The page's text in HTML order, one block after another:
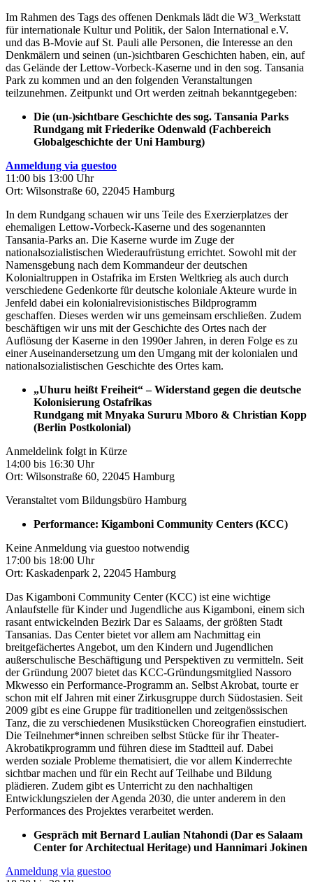
Im Rahmen des Tags des offenen Denkmals lädt die W3_Werkstatt
für internationale Kultur und Politik, der Salon International e.V.
und das B-Movie auf St. Pauli alle Personen, die Interesse an den
Denkmälern und seinen (un-)sichtbaren Geschichten haben, ein, auf
das Gelände der Lettow-Vorbeck-Kaserne und in den sog. Tansania
Park zu kommen und an den folgenden Veranstaltungen
teilzunehmen. Zeitpunkt und Ort werden zeitnah bekanntgegeben:
Die (un-)sichtbare Geschichte des sog. Tansania Parks
Rundgang mit Friederike Odenwald (Fachbereich
Globalgeschichte der Uni Hamburg)
Anmeldung via guestoo
11:00 bis 13:00 Uhr
Ort: Wilsonstraße 60, 22045 Hamburg
In dem Rundgang schauen wir uns Teile des Exerzierplatzes der
ehemaligen Lettow-Vorbeck-Kaserne und des sogenannten
Tansania-Parks an. Die Kaserne wurde im Zuge der
nationalsozialistischen Wiederaufrüstung errichtet. Sowohl mit der
Namensgebung nach dem Kommandeur der deutschen
Kolonialtruppen in Ostafrika im Ersten Weltkrieg als auch durch
verschiedene Gedenkorte für deutsche koloniale Akteure wurde in
Jenfeld dabei ein kolonialrevisionistisches Bildprogramm
geschaffen. Dieses werden wir uns gemeinsam erschließen. Zudem
beschäftigen wir uns mit der Geschichte des Ortes nach der
Auflösung der Kaserne in den 1990er Jahren, in deren Folge es zu
einer Auseinandersetzung um den Umgang mit der kolonialen und
nationalsozialistischen Geschichte des Ortes kam.
„Uhuru heißt Freiheit“ – Widerstand gegen die deutsche
Kolonisierung Ostafrikas
Rundgang mit Mnyaka Sururu Mboro & Christian Kopp
(Berlin Postkolonial)
Anmeldelink folgt in Kürze
14:00 bis 16:30 Uhr
Ort: Wilsonstraße 60, 22045 Hamburg
Veranstaltet vom Bildungsbüro Hamburg
Performance: Kigamboni Community Centers (KCC)
Keine Anmeldung via guestoo notwendig
17:00 bis 18:00 Uhr
Ort: Kaskadenpark 2, 22045 Hamburg
Das Kigamboni Community Center (KCC) ist eine wichtige
Anlaufstelle für Kinder und Jugendliche aus Kigamboni, einem sich
rasant entwickelnden Bezirk Dar es Salaams, der größten Stadt
Tansanias. Das Center bietet vor allem am Nachmittag ein
breitgefächertes Angebot, um den Kindern und Jugendlichen
außerschulische Beschäftigung und Perspektiven zu vermitteln. Seit
der Gründung 2007 bietet das KCC-Gründungsmitglied Nassoro
Mkwesso ein Performance-Programm an. Selbst Akrobat, tourte er
schon mit elf Jahren mit einer Zirkusgruppe durch Südostasien. Seit
2009 gibt es eine Gruppe für traditionellen und zeitgenössischen
Tanz, die zu verschiedenen Musikstücken Choreografien einstudiert.
Die Teilnehmer*innen schreiben selbst Stücke für ihr Theater-
Akrobatikprogramm und führen diese im Stadtteil auf. Dabei
werden soziale Probleme thematisiert, die vor allem Kinderrechte
sichtbar machen und für ein Recht auf Teilhabe und Bildung
plädieren. Zudem gibt es Unterricht zu den nachhaltigen
Entwicklungszielen der Agenda 2030, die unter anderem in den
Performances des Projektes verarbeitet werden.
Gespräch mit Bernard Laulian Ntahondi (Dar es Salaam
Center for Architectual Heritage) und Hannimari Jokinen
Anmeldung via guestoo